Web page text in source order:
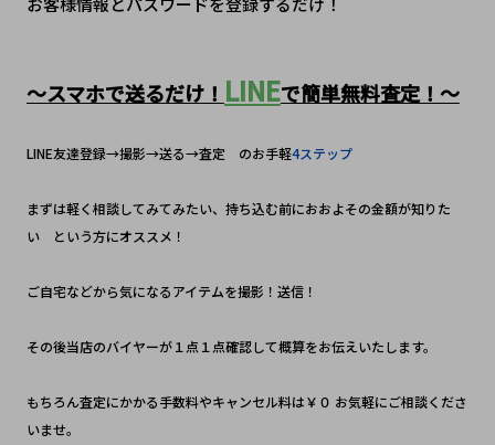
～スマホで送るだけ！ LINEで簡単無料査定！～
LINE友達登録→撮影→送る→査定　のお手軽4ステップ
まずは軽く相談してみてみたい、持ち込む前におおよその金額が知りた
い　という方にオススメ！
ご自宅などから気になるアイテムを撮影！送信！
その後当店のバイヤーが１点１点確認して概算をお伝えいたします。
もちろん査定にかかる手数料やキャンセル料は￥０ お気軽にご相談くださ
いませ。